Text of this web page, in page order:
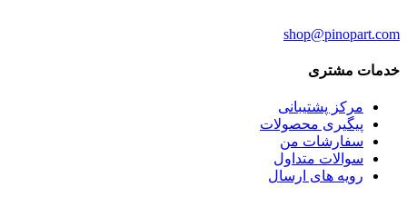
shop@pinopart.com
خدمات مشتری
مرکز پشتیبانی
پیگیری محصولات
سفارشات من
سوالات متداول
رویه های ارسال